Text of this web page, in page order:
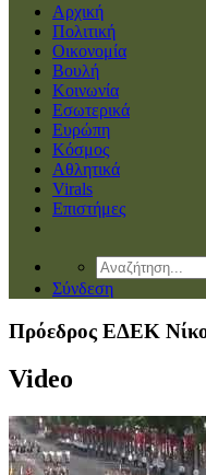
Αρχική
Πολιτική
Οικονομία
Βουλή
Κοινωνία
Εσωτερικά
Ευρώπη
Κόσμος
Αθλητικά
Virals
Επιστήμες
Σύνδεση
Πρόεδρος ΕΔΕΚ
Video